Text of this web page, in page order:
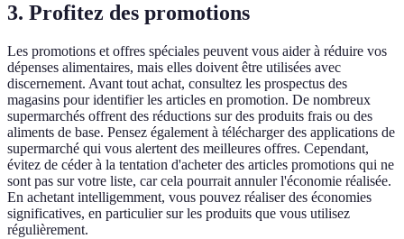
3. Profitez des promotions
Les promotions et offres spéciales peuvent vous aider à réduire vos
dépenses alimentaires, mais elles doivent être utilisées avec
discernement. Avant tout achat, consultez les prospectus des
magasins pour identifier les articles en promotion. De nombreux
supermarchés offrent des réductions sur des produits frais ou des
aliments de base. Pensez également à télécharger des applications de
supermarché qui vous alertent des meilleures offres. Cependant,
évitez de céder à la tentation d'acheter des articles promotions qui ne
sont pas sur votre liste, car cela pourrait annuler l'économie réalisée.
En achetant intelligemment, vous pouvez réaliser des économies
significatives, en particulier sur les produits que vous utilisez
régulièrement.